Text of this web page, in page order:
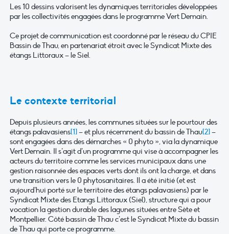
Les 10 dessins valorisent les dynamiques territoriales développées
par les collectivités engagées dans le programme Vert Demain.
Ce projet de communication est coordonné par le réseau du CPIE
Bassin de Thau, en partenariat étroit avec le Syndicat Mixte des
étangs Littoraux – le Siel.
Le contexte territorial
Depuis plusieurs années, les communes situées sur le pourtour des
étangs palavasiens[1]– et plus récemment du bassin de Thau[2]–
sont engagées dans des démarches « 0 phyto », via la dynamique
Vert Demain. Il s’agit d’un programme qui vise à accompagner les
acteurs du territoire comme les services municipaux dans une
gestion raisonnée des espaces verts dont ils ont la charge, et dans
une transition vers le 0 phytosanitaires. Il a été initié (et est
aujourd’hui porté sur le territoire des étangs palavasiens) par le
Syndicat Mixte des Etangs Littoraux (Siel), structure qui a pour
vocation la gestion durable des lagunes situées entre Sète et
Montpellier. Côté bassin de Thau c’est le Syndicat Mixte du bassin
de Thau qui porte ce programme.